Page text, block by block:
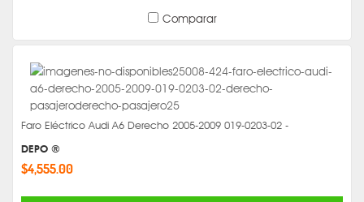
Comparar
Faro Eléctrico Audi A6 Derecho 2005-2009 019-0203-02 -
DEPO ®
$4,555.00